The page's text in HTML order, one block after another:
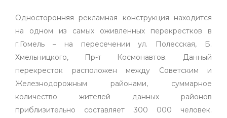
Односторонняя рекламная конструкция находится
на одном из самых оживленных перекрестков в
г.Гомель – на пересечении ул. Полесская, Б.
Хмельницкого, Пр-т Космонавтов. Данный
перекресток расположен между Советским и
Железнодорожным районами, суммарное
количество жителей данных районов
приблизительно составляет 300 000 человек.